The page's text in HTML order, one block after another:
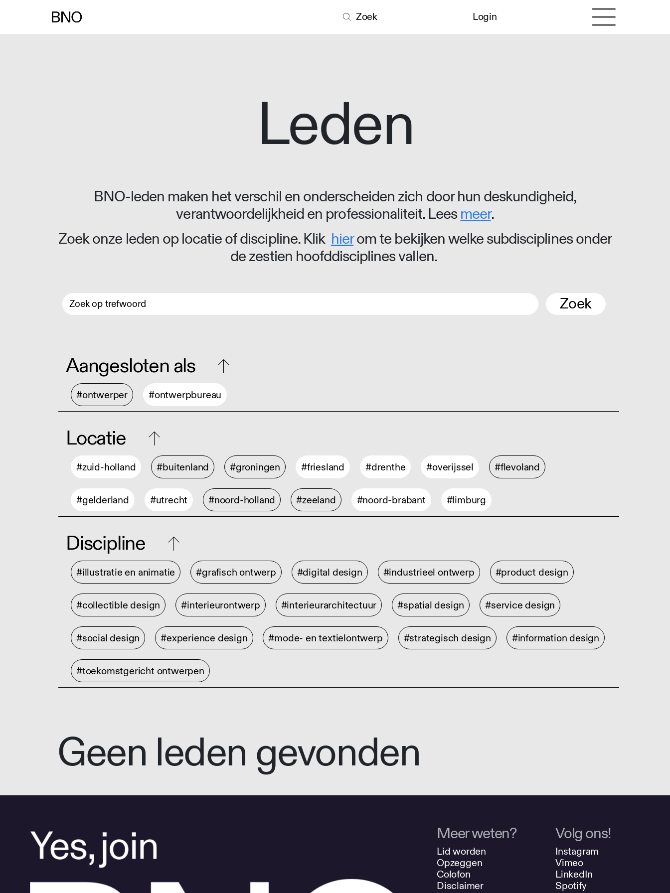
Zoek Login
Leden
BNO-leden maken het verschil en onderscheiden zich door hun deskundigheid,
verantwoordelijkheid en professionaliteit. Leesmeer.
Zoek onze leden op locatie of discipline. Klik hierom te bekijken welke subdisciplines onder
de zestien hoofddisciplines vallen.
Zoek
Aangesloten als
#ontwerper #ontwerpbureau
Locatie
#zuid-holland #buitenland #groningen #friesland #drenthe #overijssel #flevoland
#gelderland #utrecht #noord-holland #zeeland #noord-brabant #limburg
Discipline
#illustratie en animatie #grafisch ontwerp #digital design #industrieel ontwerp #product design
#collectible design #interieurontwerp #interieurarchitectuur #spatial design #service design
#social design #experience design #mode- en textielontwerp #strategisch design #information design
#toekomstgericht ontwerpen
Geen leden gevonden
Meer weten?
Lid worden
Opzeggen
Colofon
Disclaimer
Volg ons!
Instagram
Vimeo
LinkedIn
Spotify